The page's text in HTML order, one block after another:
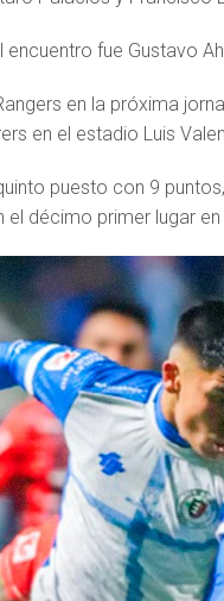
encuentro fue Gustavo
en la próxima
en el estadio Luis
puesto con 9
el décimo primer lugar